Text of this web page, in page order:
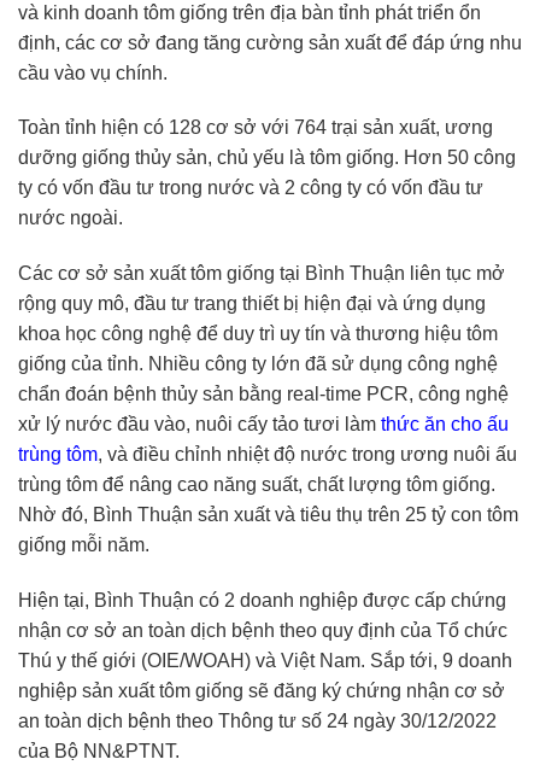
và kinh doanh tôm giống trên địa bàn tỉnh phát triển ổn
định, các cơ sở đang tăng cường sản xuất để đáp ứng nhu
cầu vào vụ chính.
Toàn tỉnh hiện có 128 cơ sở với 764 trại sản xuất, ương
dưỡng giống thủy sản, chủ yếu là tôm giống. Hơn 50 công
ty có vốn đầu tư trong nước và 2 công ty có vốn đầu tư
nước ngoài.
Các cơ sở sản xuất tôm giống tại Bình Thuận liên tục mở
rộng quy mô, đầu tư trang thiết bị hiện đại và ứng dụng
khoa học công nghệ để duy trì uy tín và thương hiệu tôm
giống của tỉnh. Nhiều công ty lớn đã sử dụng công nghệ
chẩn đoán bệnh thủy sản bằng real-time PCR, công nghệ
xử lý nước đầu vào, nuôi cấy tảo tươi làm thức ăn cho ấu
trùng tôm, và điều chỉnh nhiệt độ nước trong ương nuôi ấu
trùng tôm để nâng cao năng suất, chất lượng tôm giống.
Nhờ đó, Bình Thuận sản xuất và tiêu thụ trên 25 tỷ con tôm
giống mỗi năm.
Hiện tại, Bình Thuận có 2 doanh nghiệp được cấp chứng
nhận cơ sở an toàn dịch bệnh theo quy định của Tổ chức
Thú y thế giới (OIE/WOAH) và Việt Nam. Sắp tới, 9 doanh
nghiệp sản xuất tôm giống sẽ đăng ký chứng nhận cơ sở
an toàn dịch bệnh theo Thông tư số 24 ngày 30/12/2022
của Bộ NN&PTNT.